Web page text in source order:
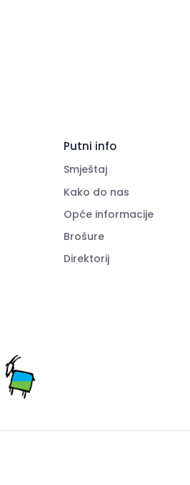
Putni info
Smještaj
Kako do nas
Opće informacije
Brošure
Direktorij